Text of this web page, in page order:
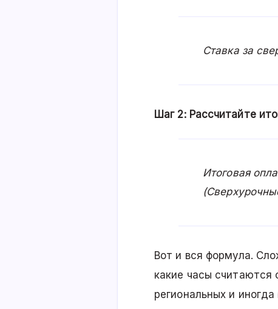
Ставка за
Шаг 2: Рассчитайте
Итоговая
Вот и вся формула.
какие часы считаются
региональных и